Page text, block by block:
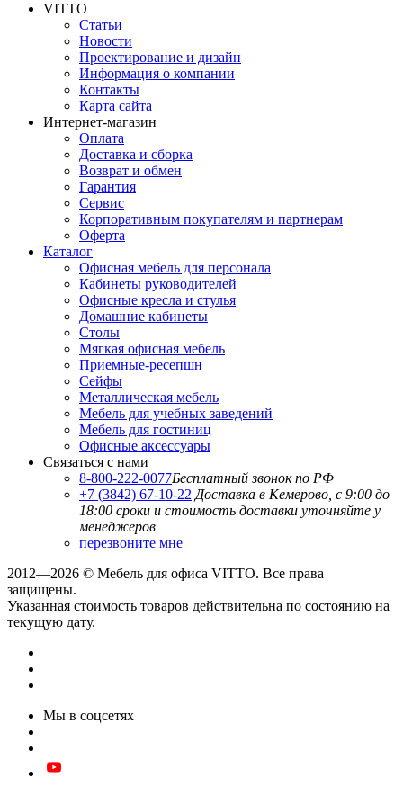
VITTO
Статьи
Новости
Проектирование и дизайн
Информация о компании
Контакты
Карта сайта
Интернет-магазин
Оплата
Доставка и сборка
Возврат и обмен
Гарантия
Сервис
Корпоративным покупателям и партнерам
Оферта
Каталог
Офисная мебель для персонала
Кабинеты руководителей
Офисные кресла и стулья
Домашние кабинеты
Столы
Мягкая офисная мебель
Приемные-ресепшн
Сейфы
Металлическая мебель
Мебель для учебных заведений
Мебель для гостиниц
Офисные аксессуары
Связаться с нами
8-800-222-0077Бесплатный звонок по РФ
+7 (3842) 67-10-22 Доставка в Кемерово, с 9:00 до
18:00 сроки и стоимость доставки уточняйте у
менеджеров
перезвоните мне
2012—2026 © Мебель для офиса VITTO. Все права
защищены.
Указанная стоимость товаров действительна по состоянию на
текущую дату.
Мы в соцсетях